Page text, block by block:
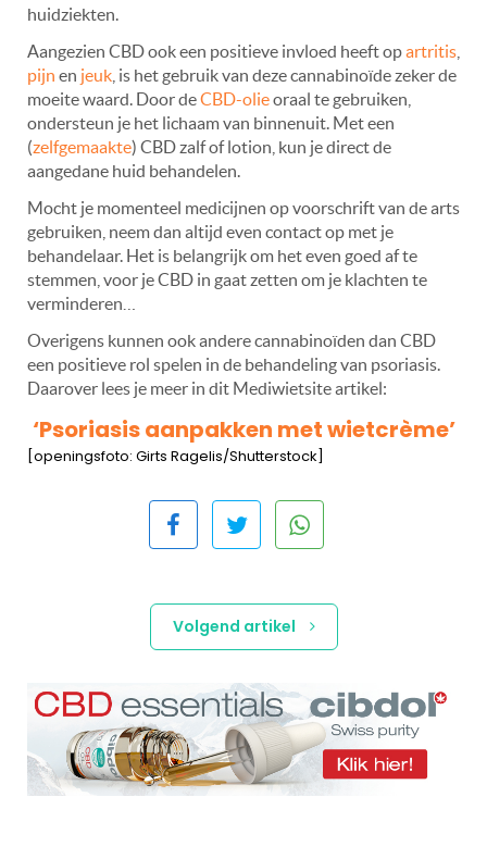
huidziekten.
Aangezien CBD ook een positieve invloed heeft opartritis
pijn en jeuk , is het gebruik van deze cannabinoïde zeker de
moeite waard. Door deCBD-olieoraal te gebruiken,
ondersteun je het lichaam van binnenuit. Met een
(zelfgemaakte) CBD zalf of lotion, kun je direct de
aangedane huid behandelen.
Mocht je momenteel medicijnen op voorschrift van de arts
gebruiken, neem dan altijd even contact op met je
behandelaar. Het is belangrijk om het even goed af te
stemmen, voor je CBD in gaat zetten om je klachten te
verminderen…
Overigens kunnen ook andere cannabinoïden dan CBD
een positieve rol spelen in de behandeling van psoriasis.
Daarover lees je meer in dit Mediwietsite artikel:
‘Psoriasis aanpakken met wietcrème’
[openingsfoto: Girts Ragelis/Shutterstock]
Volgend artikel